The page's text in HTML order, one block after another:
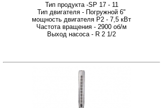
Тип продукта -SP 17 - 11
Тип двигателя - Погружной 6"
мощность двигателя Р2 - 7,5 кВт
Частота вращения - 2900 об/м
Выход насоса - R 2 1/2